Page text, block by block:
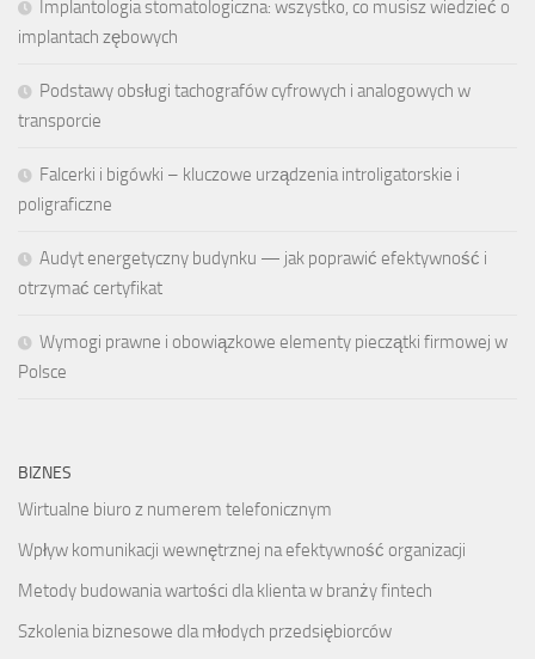
Implantologia stomatologiczna: wszystko, co musisz wiedzieć o
implantach zębowych
Podstawy obsługi tachografów cyfrowych i analogowych w
transporcie
Falcerki i bigówki – kluczowe urządzenia introligatorskie i
poligraficzne
Audyt energetyczny budynku — jak poprawić efektywność i
otrzymać certyfikat
Wymogi prawne i obowiązkowe elementy pieczątki firmowej w
Polsce
BIZNES
Wirtualne biuro z numerem telefonicznym
Wpływ komunikacji wewnętrznej na efektywność organizacji
Metody budowania wartości dla klienta w branży fintech
Szkolenia biznesowe dla młodych przedsiębiorców